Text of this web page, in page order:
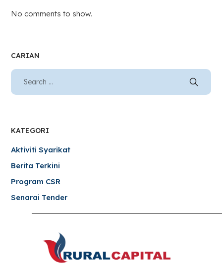
No comments to show.
CARIAN
KATEGORI
Aktiviti Syarikat
Berita Terkini
Program CSR
Senarai Tender